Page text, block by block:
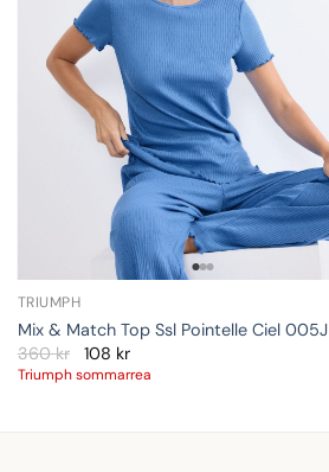
TRIUMPH
Mix & Match Top Ssl Pointelle Ciel 005J
360kr 108 kr
Triumph sommarrea